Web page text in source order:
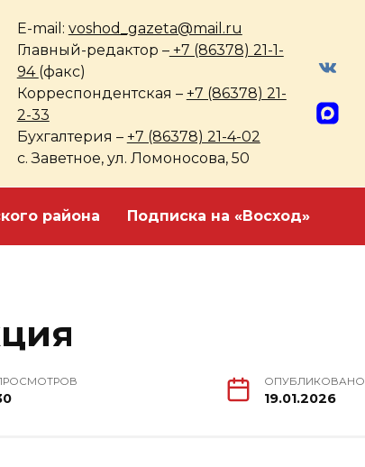
E-mail: voshod_gazeta@mail.ru
Главный-редактор –+7 (86378) 21-1-
94 (факс)
Корреспондентская – +7 (86378) 21-
2-33
Бухгалтерия – +7 (86378) 21-4-02
с. Заветное, ул. Ломоносова, 50
района Подписка на «Восход»
ОПУБЛИКОВАНО
19.01.2026